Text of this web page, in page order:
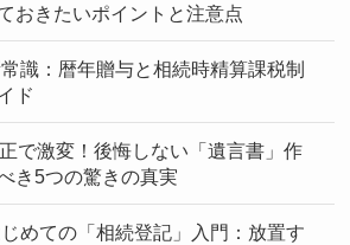
おきたいポイントと注意点
識：暦年贈与と相続時精算課税制
ド
で激変！後悔しない「遺言書」作
き5つの驚きの真実
じめての「相続登記」入門：放置す